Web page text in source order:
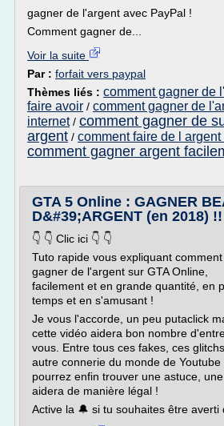
gagner de l'argent avec PayPal !
Comment gagner de...
Voir la suite
Par : forfait vers paypal
Thèmes liés : comment gagner de
faire avoir / comment gagner de
internet/ comment gagner de
argent / comment faire de l
comment gagner argent
GTA 5 Online : GAGNER
D&#39;ARGENT (en 2018)
👇 👇 Clic ici 👇 👇
Tuto rapide vous expliquant comment
gagner de l'argent sur GTA Online,
facilement et en grande quantité, en
temps et en s'amusant !
Je vous l'accorde, un peu putaclick
cette vidéo aidera bon nombre
vous. Entre tous ces fakes, ces
autre connerie du monde de
pourrez enfin trouver une astuce,
aidera de manière légal !
Active la 🔔 si tu souhaites être averti